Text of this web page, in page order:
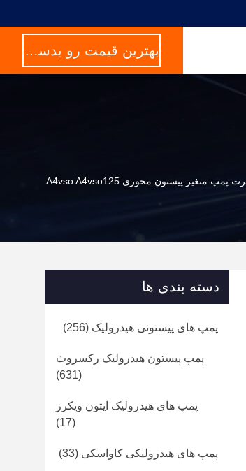
بهترین قیمت رو بدست بیار
دسته بندی ها
پمپ های پیستونی هیدرولیک (256)
پمپ پیستون هیدرولیک رکسروث
(631)
پمپ های هیدرولیک ایتون ویکرز
(17)
پمپ های هیدرولیکی کاواسکی (33)